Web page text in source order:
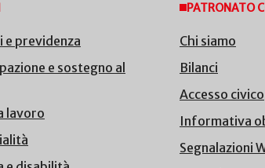
e previdenza
e sostegno al
lavoro
PATRONATO
Chi siamo
Bilanci
Accesso civico
Informativa
Segnalazioni